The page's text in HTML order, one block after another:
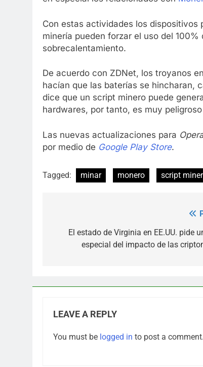
Con estas actividades los
minería pueden forzar el uso del
sobrecalentamiento.
De acuerdo con ZDNet, los troyanos
hacían que las baterías se hincharan,
dice que un script minero puede
hardwares, por tanto, es muy
Las nuevas actualizaciones para
por medio de Google Play Store.
Tagged: minar monero script
navigation
El estado de Virginia en EE.UU. pide
especial del impacto de las
LEAVE A REPLY
You must be logged in to post a comment.